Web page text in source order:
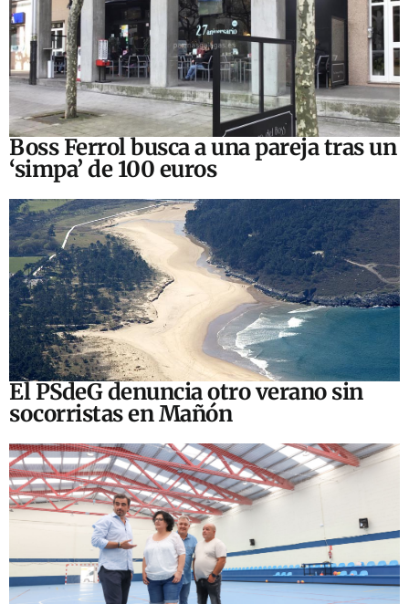
Boss Ferrol busca a una pareja tras un
‘simpa’ de 100 euros
El PSdeG denuncia otro verano sin
socorristas en Mañón